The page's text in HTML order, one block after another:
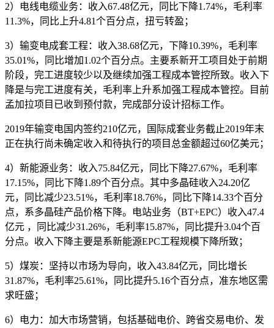
2）电线电缆业务：收入67.48亿元，同比下降1.74%，毛利率
11.3%，同比上升4.81个百分点，扭亏转盈；
3）输变电成套工程：收入38.68亿元，下降10.39%，毛利率
35.01%，同比增加1.02个百分点。主要系新开工项目处于前期
阶段，完工进度较少以及继续加强工程成本管控所致。收入下
降是与完工进度有关，毛利率上升系加强工程成本管控。目前
孟加拉项目已收到预付款，完成部分设计招标工作。
2019年输变电国内签约210亿元，国际成套业务截止2019年末
正在执行尚未确定收入和待执行的项目总金额超过60亿美元；
4）新能源业务：收入75.84亿元，同比下降27.67%，毛利率
17.15%，同比下降1.89个百分点。其中多晶硅收入24.20亿
元，同比减少23.51%，毛利率18.76%，同比下降14.33个百分
点，系多晶硅产品价格下降。电站业务（BT+EPC）收入47.4
亿元 ，同比减少31.26%，毛利率15.87%，同比提升3.04个百
分点。收入下降主要是系新能源EPC工程规模下降所致；
5）煤炭：坚持以市场为导向，收入43.84亿元，同比增长
31.87%，毛利率25.61%，同比提升5.16个百分点，准东地区需
求旺盛；
6）电力：加大市场营销，包括基础电价、跨省交易电价、发